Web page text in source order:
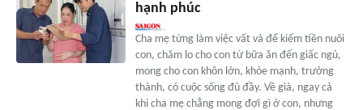
hạnh phúc
Cha mẹ từng làm việc vất vả để kiếm tiền nuôi
con, chăm lo cho con từ bữa ăn đến giấc ngủ,
mong cho con khôn lớn, khỏe mạnh, trưởng
thành, có cuộc sống đủ đầy. Về già, ngay cả
khi cha mẹ chẳng mong đợi gì ở con, nhưng